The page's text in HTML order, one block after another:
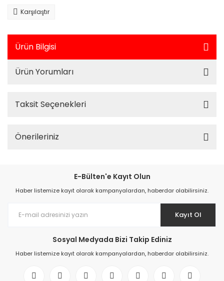
Karşılaştır
Ürün Bilgisi
Ürün Yorumları
Taksit Seçenekleri
Önerileriniz
E-Bülten'e Kayıt Olun
Haber listemize kayıt olarak kampanyalardan, haberdar olabilirsiniz.
Kayıt Ol
Sosyal Medyada Bizi Takip Ediniz
Haber listemize kayıt olarak kampanyalardan, haberdar olabilirsiniz.